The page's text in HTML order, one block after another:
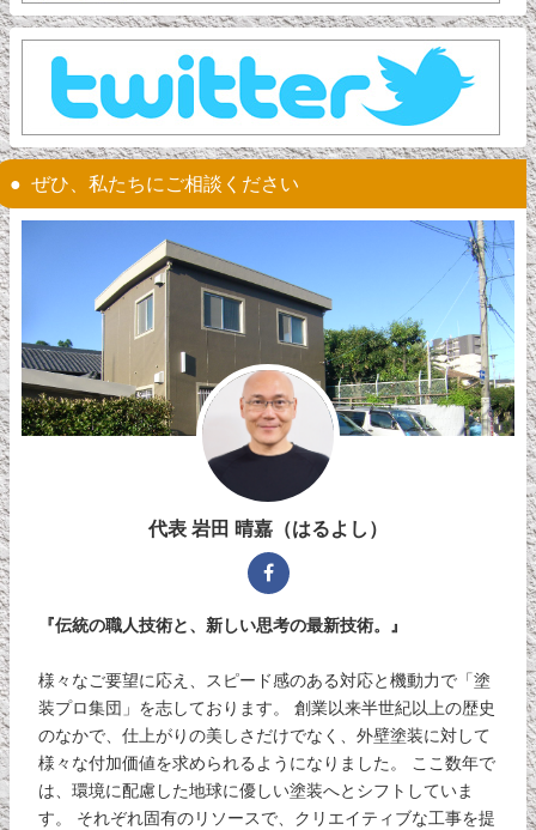
ぜひ、私たちにご相談ください
代表 岩田 晴嘉（はるよし）
『伝統の職人技術と、新しい思考の最新技術。』
様々なご要望に応え、スピード感のある対応と機動力で「塗
装プロ集団」を志しております。 創業以来半世紀以上の歴史
のなかで、仕上がりの美しさだけでなく、外壁塗装に対して
様々な付加価値を求められるようになりました。 ここ数年で
は、環境に配慮した地球に優しい塗装へとシフトしていま
す。 それぞれ固有のリソースで、クリエイティブな工事を提